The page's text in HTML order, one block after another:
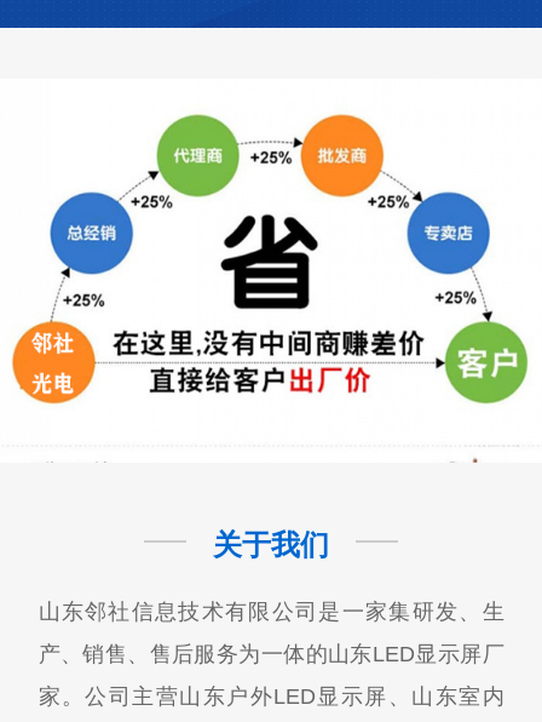
关于我们
山东邻社信息技术有限公司是一家集研发、生
产、销售、售后服务为一体的山东LED显示屏厂
家。公司主营山东户外LED显示屏、山东室内